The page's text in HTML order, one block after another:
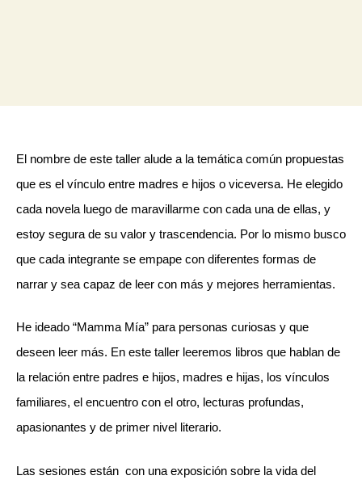
El nombre de este taller alude a la temática común propuestas
que es el vínculo entre madres e hijos o viceversa. He elegido
cada novela luego de maravillarme con cada una de ellas, y
estoy segura de su valor y trascendencia. Por lo mismo busco
que cada integrante se empape con diferentes formas de
narrar y sea capaz de leer con más y mejores herramientas.
He ideado “Mamma Mía” para personas curiosas y que
deseen leer más. En este taller leeremos libros que hablan de
la relación entre padres e hijos, madres e hijas, los vínculos
familiares, el encuentro con el otro, lecturas profundas,
apasionantes y de primer nivel literario.
Las sesiones están con una exposición sobre la vida del